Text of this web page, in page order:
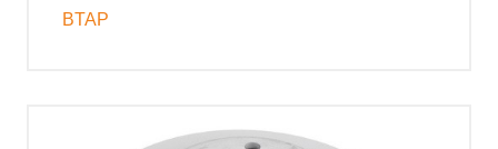
BTAP